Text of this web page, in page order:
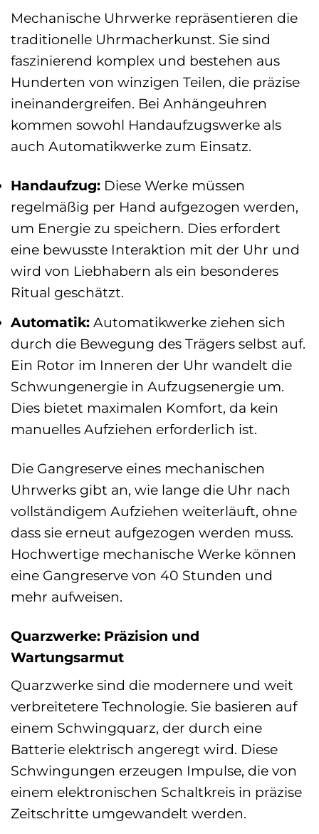
Mechanische Uhrwerke repräsentieren die
traditionelle Uhrmacherkunst. Sie sind
faszinierend komplex und bestehen aus
Hunderten von winzigen Teilen, die präzise
ineinandergreifen. Bei Anhängeuhren
kommen sowohl Handaufzugswerke als
auch Automatikwerke zum Einsatz.
Handaufzug: Diese Werke müssen
regelmäßig per Hand aufgezogen werden,
um Energie zu speichern. Dies erfordert
eine bewusste Interaktion mit der Uhr und
wird von Liebhabern als ein besonderes
Ritual geschätzt.
Automatik: Automatikwerke ziehen sich
durch die Bewegung des Trägers selbst auf.
Ein Rotor im Inneren der Uhr wandelt die
Schwungenergie in Aufzugsenergie um.
Dies bietet maximalen Komfort, da kein
manuelles Aufziehen erforderlich ist.
Die Gangreserve eines mechanischen
Uhrwerks gibt an, wie lange die Uhr nach
vollständigem Aufziehen weiterläuft, ohne
dass sie erneut aufgezogen werden muss.
Hochwertige mechanische Werke können
eine Gangreserve von 40 Stunden und
mehr aufweisen.
Quarzwerke: Präzision und
Wartungsarmut
Quarzwerke sind die modernere und weit
verbreitetere Technologie. Sie basieren auf
einem Schwingquarz, der durch eine
Batterie elektrisch angeregt wird. Diese
Schwingungen erzeugen Impulse, die von
einem elektronischen Schaltkreis in präzise
Zeitschritte umgewandelt werden.